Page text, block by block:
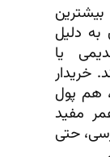
به دلیل
یا
خریدار
هم پول
مفید
حتی